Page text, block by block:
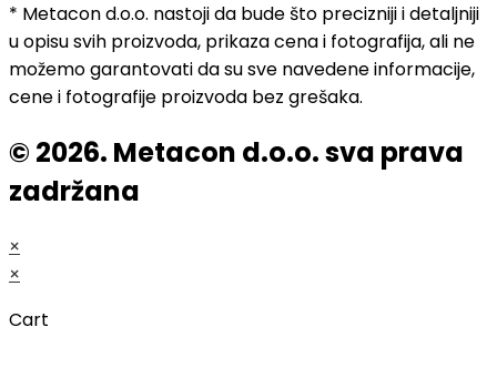
* Metacon d.o.o. nastoji da bude što precizniji i detaljniji
u opisu svih proizvoda, prikaza cena i fotografija, ali ne
možemo garantovati da su sve navedene informacije,
cene i fotografije proizvoda bez grešaka.
© 2026. Metacon d.o.o. sva prava
zadržana
×
×
Cart